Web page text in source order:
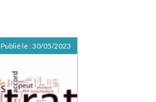
Publié le :30/05/2023